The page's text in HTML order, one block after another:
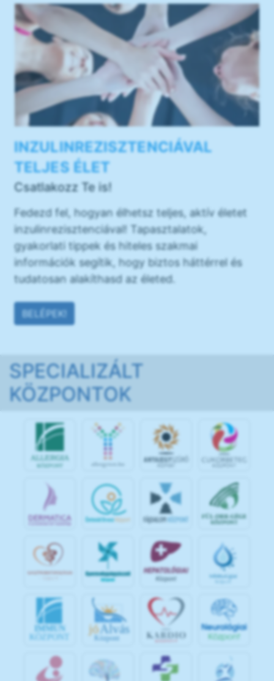
INZULINREZISZTENCIÁVAL
TELJES ÉLET
Csatlakozz Te is!
Fedezd fel, hogyan élhetsz teljes, aktív életet
inzulinrezisztenciával! Tapasztalatok,
gyakorlati tippek és hiteles szakmai
információk segítik, hogy biztos háttérrel és
tudatosan alakíthasd az életed.
BELÉPEK!
SPECIALIZÁLT
KÖZPONTOK
IMMUN
KÖZPONT
jó Alvás
Központ